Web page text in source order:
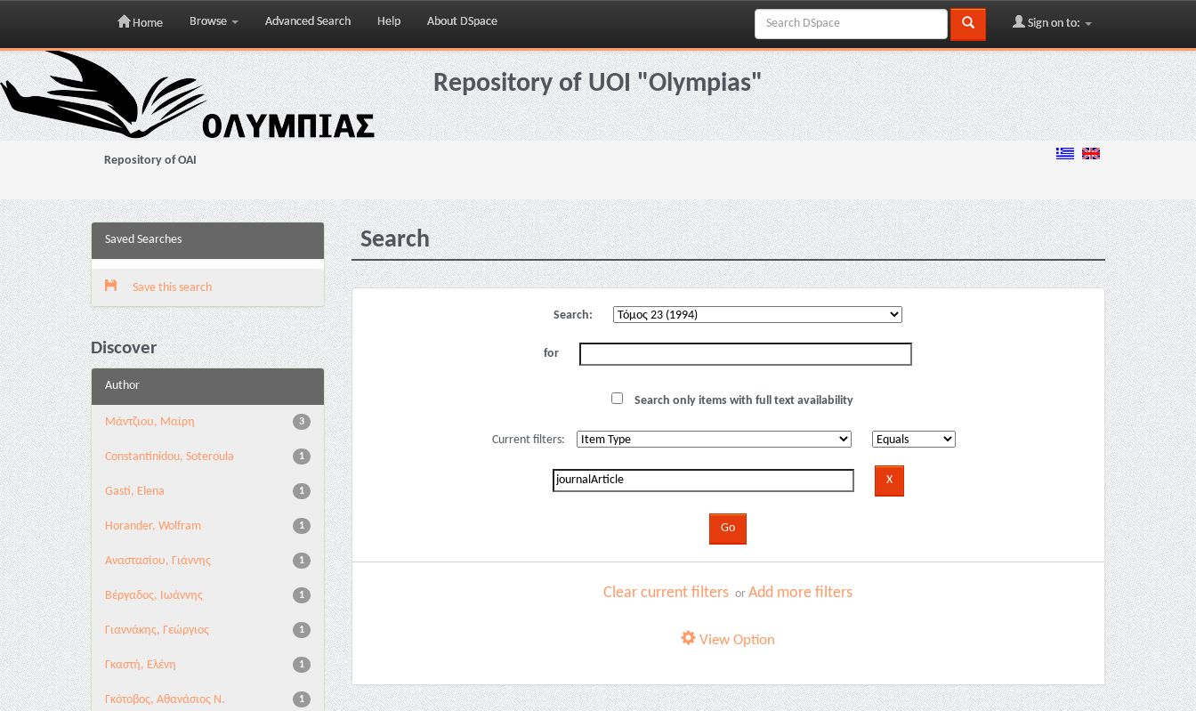
Skip
navigation
Home Browse Advanced Search Help About DSpace Sign on to:
Repository of UOI "Olympias"
Repository of OAI
Saved Searches
Save this search
Discover
Author
3
Μάντζιου, Μαίρη
1
Constantinidou, Soteroula
1
Gasti, Elena
1
Horander, Wolfram
1
Αναστασίου, Γιάννης
1
Βέργαδος, Ιωάννης
1
Γιαννάκης, Γεώργιος
1
Γκαστή, Ελένη
1
Γκότοβος, Αθανάσιος Ν.
Search
Search:
for
Search only items with full text availability
Current filters:
Clear current filters orAdd more filters
View Option